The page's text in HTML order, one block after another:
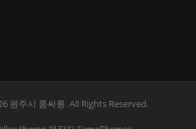
원주시 룸싸롱. All Rights Reserved.